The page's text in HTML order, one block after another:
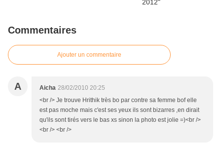
Commentaires
Ajouter un commentaire
A Aicha 28/02/2010 20:25
<br /> Je trouve Hrithik très bo par contre sa femme bof elle
est pas moche mais c'est ses yeux ils sont bizarres ,en dirait
qu'ils sont tirés vers le bas xs sinon la photo est jolie =)<br />
<br /> <br />